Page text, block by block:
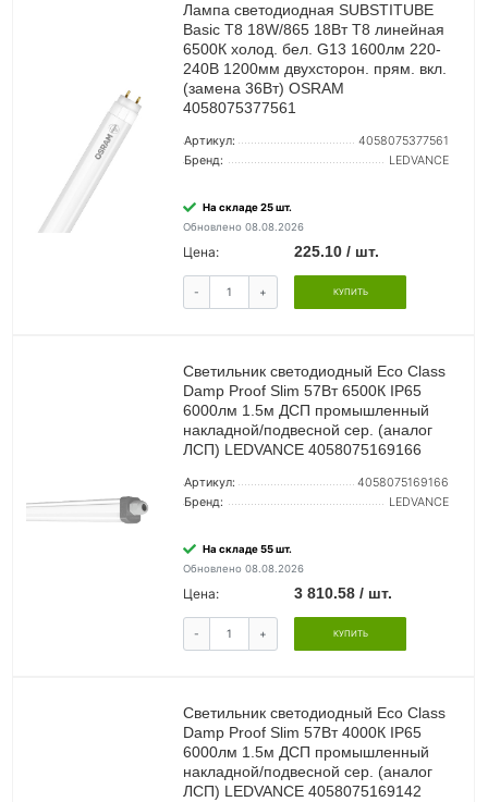
Лампа светодиодная SUBSTITUBE
Basic T8 18W/865 18Вт T8 линейная
6500К холод. бел. G13 1600лм 220-
240В 1200мм двухсторон. прям. вкл.
(замена 36Вт) OSRAM
4058075377561
Артикул:
4058075377561
Бренд:
LEDVANCE
На складе 25 шт.
Обновлено 08.08.2026
Цена: 225.10 / шт.
- + КУПИТЬ
Светильник светодиодный Eco Class
Damp Proof Slim 57Вт 6500К IP65
6000лм 1.5м ДСП промышленный
накладной/подвесной сер. (аналог
ЛСП) LEDVANCE 4058075169166
Артикул:
4058075169166
Бренд:
LEDVANCE
На складе 55 шт.
Обновлено 08.08.2026
Цена: 3 810.58 / шт.
- + КУПИТЬ
Светильник светодиодный Eco Class
Damp Proof Slim 57Вт 4000К IP65
6000лм 1.5м ДСП промышленный
накладной/подвесной сер. (аналог
ЛСП) LEDVANCE 4058075169142